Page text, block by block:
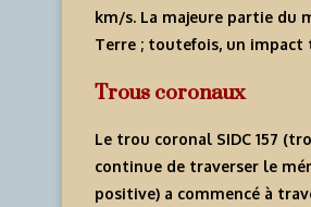
km/s. La majeure partie du
Terre ; toutefois, un impact
Trous coronaux
Le trou coronal SIDC 157
continue de traverser le
positive) a commencé à